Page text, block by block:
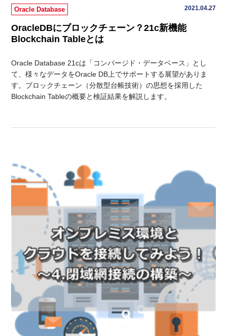
Oracle Database 2021.04.27
OracleDBにブロックチェーン？21c新機能
Blockchain Tableとは
Oracle Database 21cは「コンバージド・データベース」とし
て、様々なデータをOracle DB上でサポートする展望がありま
す。ブロックチェーン（分散型台帳技術）の思想を採用した
Blockchain Tableの概要と検証結果を解説します。